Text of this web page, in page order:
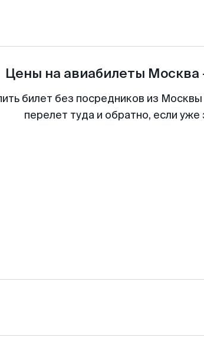
Цены на авиабилеты Москва
билет без посредников из
перелет туда и обратно, если